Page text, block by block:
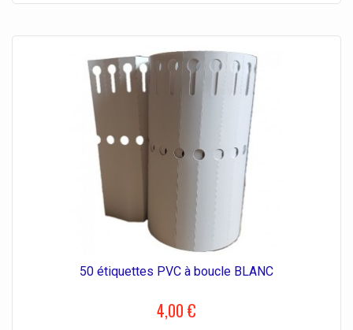
50 étiquettes PVC à boucle BLANC
4,00 €